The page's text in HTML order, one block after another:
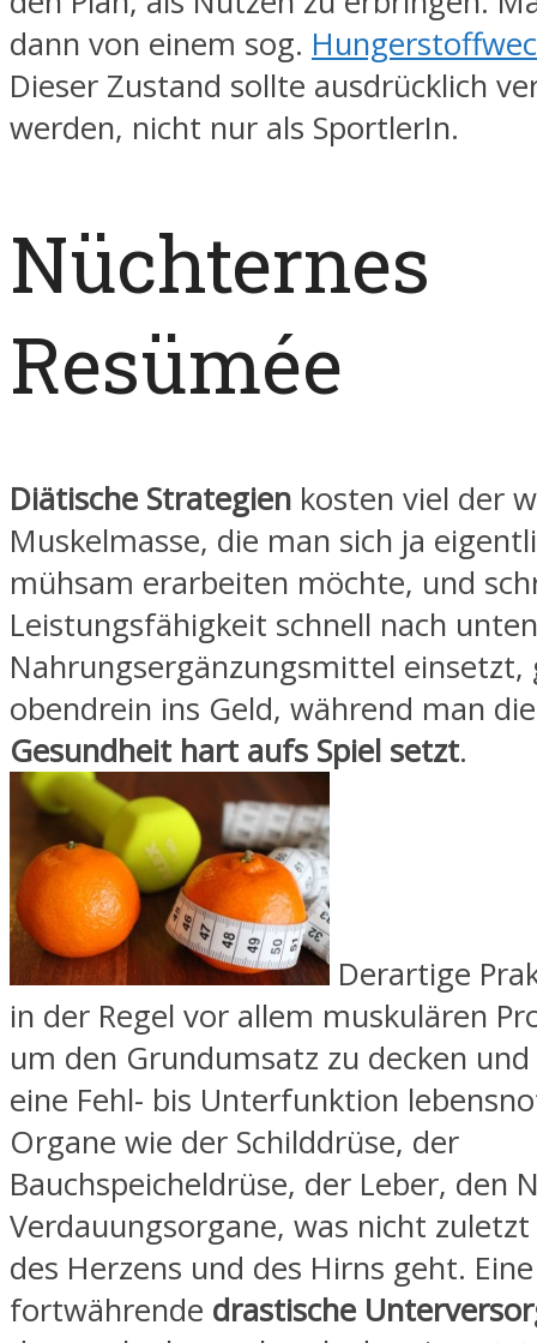
dann von einem sog.
Dieser Zustand sollte ausdrücklich
werden, nicht nur als SportlerIn.
Nüchternes
Resümée
Diätische Strategien kosten viel der
Muskelmasse, die man sich ja
mühsam erarbeiten möchte, und
Leistungsfähigkeit schnell nach
Nahrungsergänzungsmittel einsetzt,
obendrein ins Geld, während man die
Gesundheit hart aufs Spiel setzt.
Derartige
in der Regel vor allem muskulären
um den Grundumsatz zu decken
eine Fehl- bis Unterfunktion
Organe wie der Schilddrüse, der
Bauchspeicheldrüse, der Leber, den
Verdauungsorgane, was nicht
des Herzens und des Hirns geht. Eine
fortwährende drastische